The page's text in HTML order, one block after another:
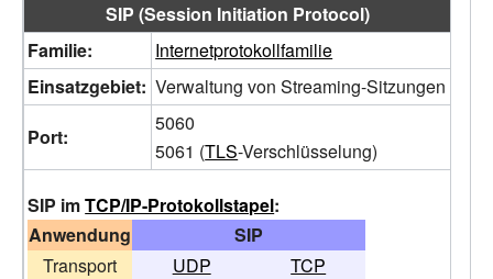
SIP (Session Initiation Protocol)
Familie:
Internetprotokollfamilie
Einsatzgebiet: Verwaltung von Streaming-Sitzungen
Port:
5060
5061 (TLS-Verschlüsselung)
SIP imTCP/IP-Protokollstapel:
Anwendung
SIP
Transport
UDP
TCP